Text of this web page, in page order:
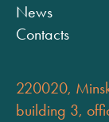
News
Contacts
220020,
building 3,